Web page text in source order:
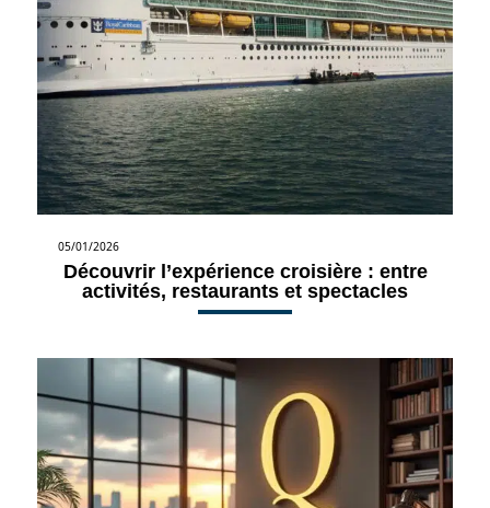
05/01/2026
Découvrir l’expérience croisière : entre
activités, restaurants et spectacles